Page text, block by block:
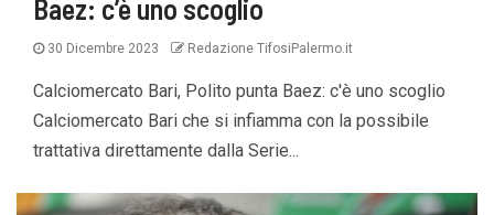
Baez: c’è uno scoglio
30 Dicembre 2023 Redazione TifosiPalermo.it
Calciomercato Bari, Polito punta Baez: c'è uno scoglio
Calciomercato Bari che si infiamma con la possibile
trattativa direttamente dalla Serie...